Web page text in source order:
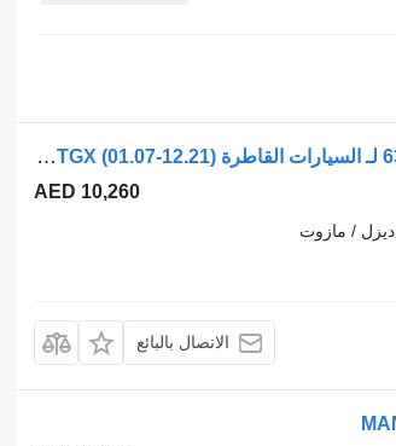
علبة السرعات ZF تي جي إكس (01.07-12.21) 81.32004-6306 لـ السيارات القاطرة MAN TGL 2006 TGX (01.07-12.21)
AED 10,260
ديزل / مازوت
الاتصال بالبائع